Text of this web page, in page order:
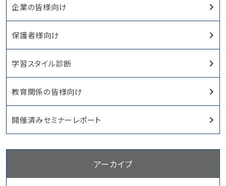
企業の皆様向け
保護者様向け
学習スタイル診断
教育関係の皆様向け
開催済みセミナーレポート
アーカイブ